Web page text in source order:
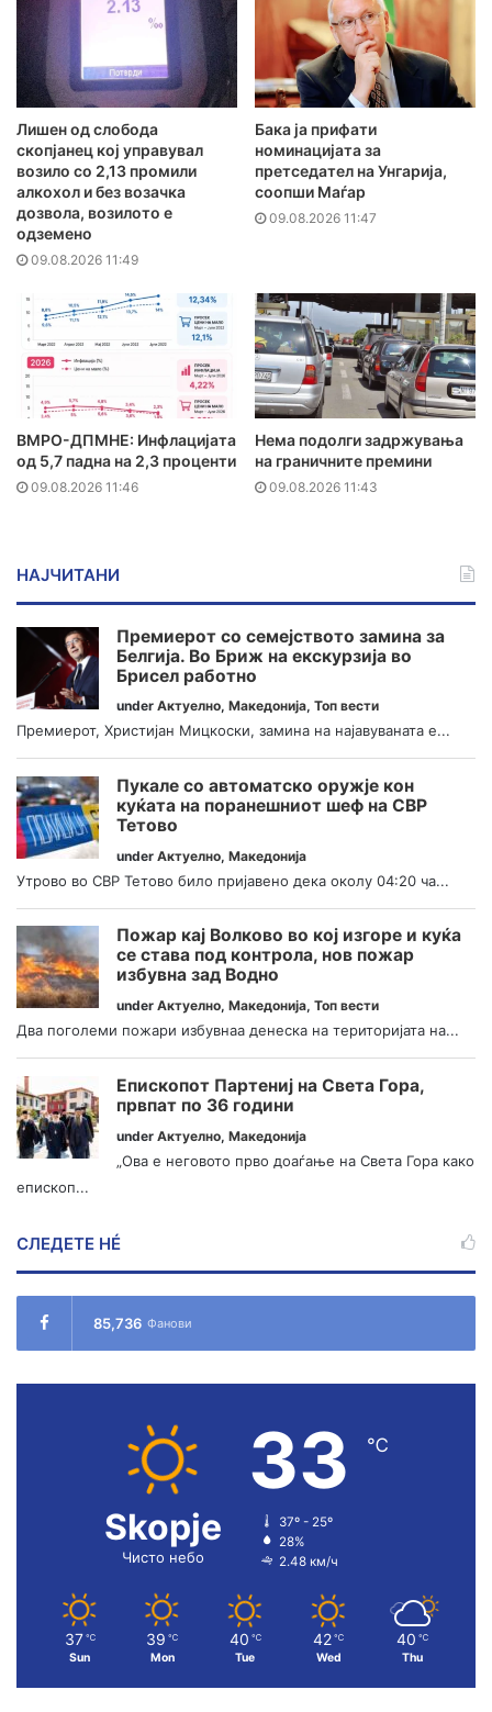
Лишен од слобода
скопјанец кој управувал
возило со 2,13 промили
алкохол и без возачка
дозвола, возилото е
одземено
09.08.2026 11:49
Бака ја прифати
номинацијата за
претседател на Унгарија,
соопши Маѓар
09.08.2026 11:47
ВМРО-ДПМНЕ: Инфлацијата
од 5,7 падна на 2,3 проценти
09.08.2026 11:46
Нема подолги задржувања
на граничните премини
09.08.2026 11:43
НАЈЧИТАНИ
Премиерот со семејството замина за
Белгија. Во Бриж на екскурзија во
Брисел работно
under Актуелно, Македонија, Топ вести
Премиерот, Христијан Мицкоски, замина на најавуваната е...
Пукале со автоматско оружје кон
куќата на поранешниот шеф на СВР
Тетово
under Актуелно, Македонија
Утрово во СВР Тетово било пријавено дека околу 04:20 ча...
Пожар кај Волково во кој изгоре и куќа
се става под контрола, нов пожар
избувна зад Водно
under Актуелно, Македонија, Топ вести
Два поголеми пожари избувнаа денеска на територијата на...
Епископот Партениј на Света Гора,
првпат по 36 години
under Актуелно, Македонија
„Ова е неговото прво доаѓање на Света Гора како
епископ...
СЛЕДЕТЕ НÉ
85,736 Фанови
Skopje
Чисто небо
33 ℃
37º - 25º
28%
2.48 км/ч
37 ℃
Sun
39 ℃
Mon
40 ℃
Tue
42 ℃
Wed
40 ℃
Thu